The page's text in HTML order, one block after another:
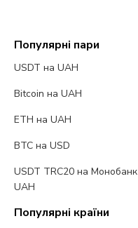
Популярні пари
USDT на UAH
Bitcoin на UAH
ETH на UAH
BTC на USD
USDT TRC20 на Монобанк
UAH
Популярні країни